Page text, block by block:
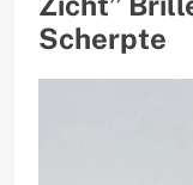
Scherpte